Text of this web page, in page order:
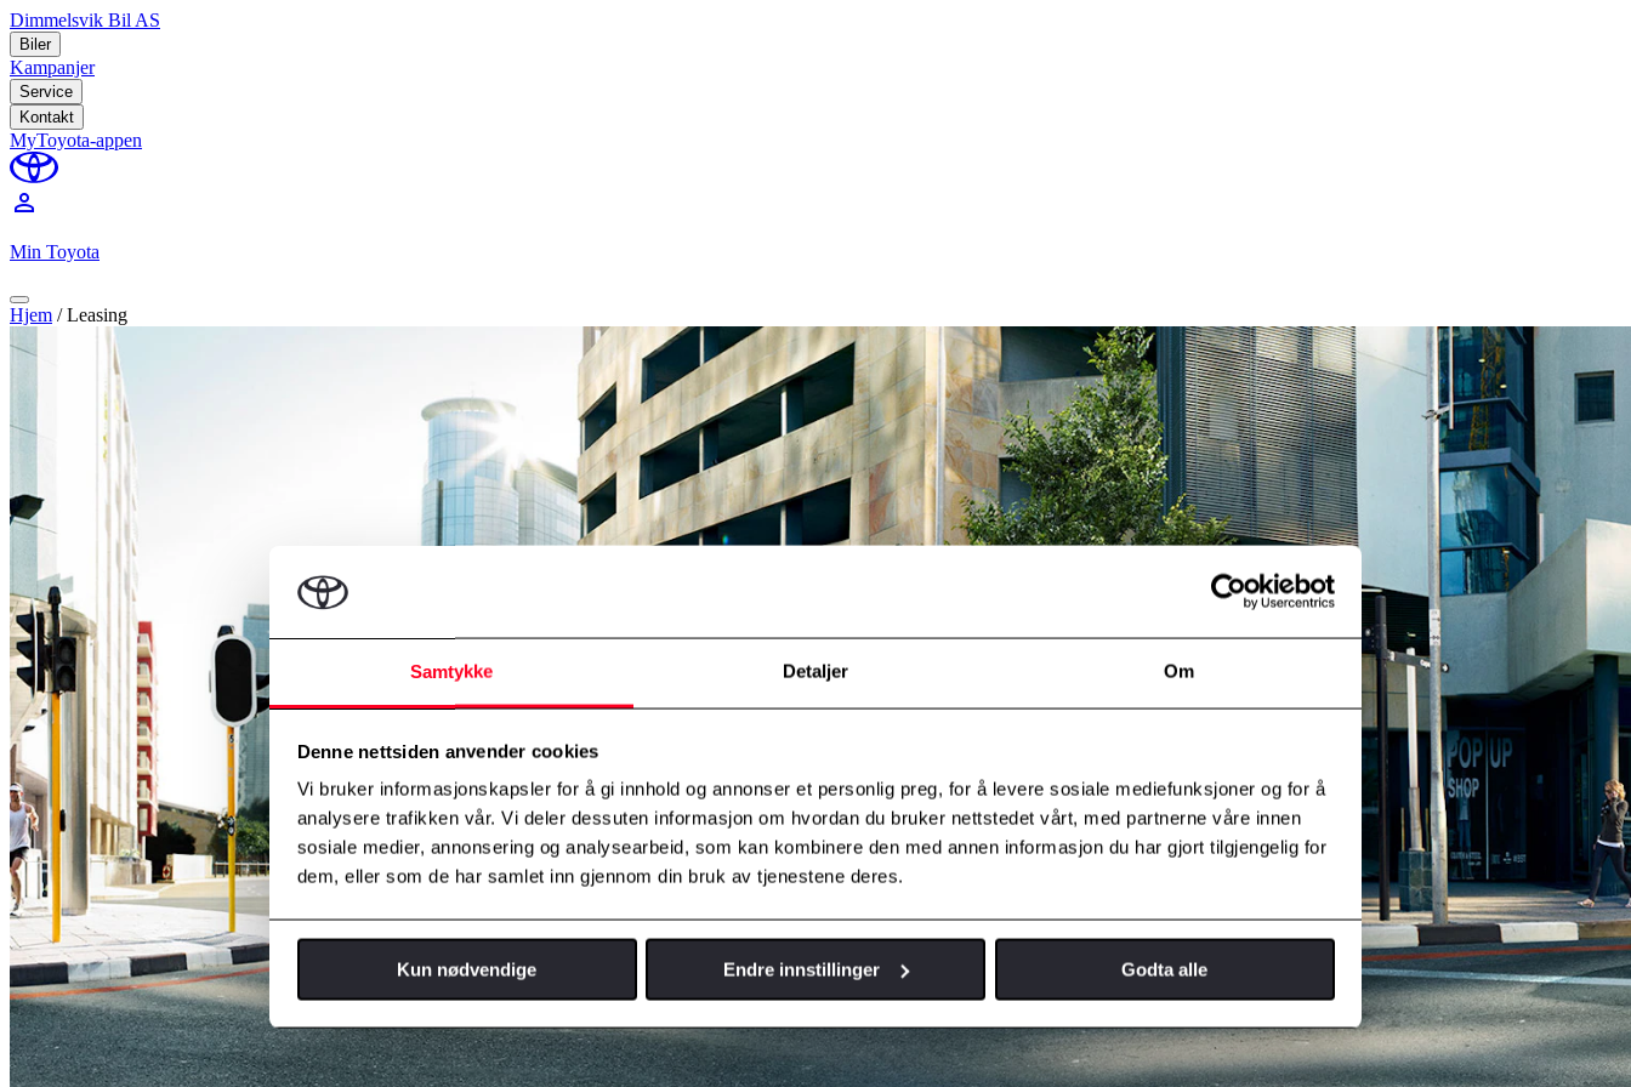
Samtykke Detaljer Om
Denne nettsiden anvender cookies
Vi bruker informasjonskapsler for å gi innhold og annonser et personlig preg, for å levere sosiale mediefunksjoner og for å
analysere trafikken vår. Vi deler dessuten informasjon om hvordan du bruker nettstedet vårt, med partnerne våre innen
sosiale medier, annonsering og analysearbeid, som kan kombinere den med annen informasjon du har gjort tilgjengelig for
dem, eller som de har samlet inn gjennom din bruk av tjenestene deres.
Kun nødvendige Endre innstillinger Godta alle
Dimmelsvik Bil AS
Biler
Kampanjer
Service
Kontakt
MyToyota-appen
perm_identity
Min Toyota
Hjem /Leasing